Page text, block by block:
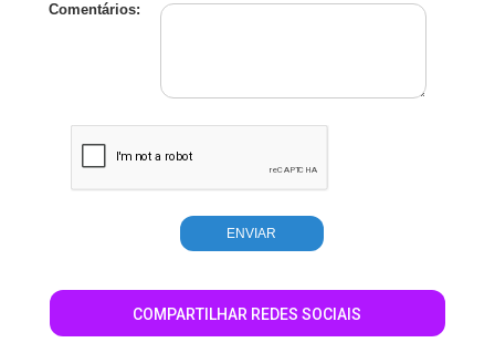
Comentários:
COMPARTILHAR REDES SOCIAIS